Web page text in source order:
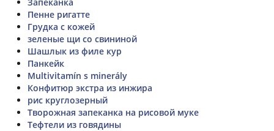
Пенне ригатте
Грудка с кожей
зеленые щи со свининой
Шашлык из филе кур
Панкейк
Multivitamín s minerály
Конфитюр экстра из инжира
рис круглозерный
Творожная запеканка на рисовой муке
Тефтели из говядины